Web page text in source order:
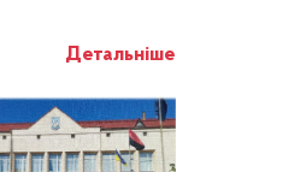
Детальніше